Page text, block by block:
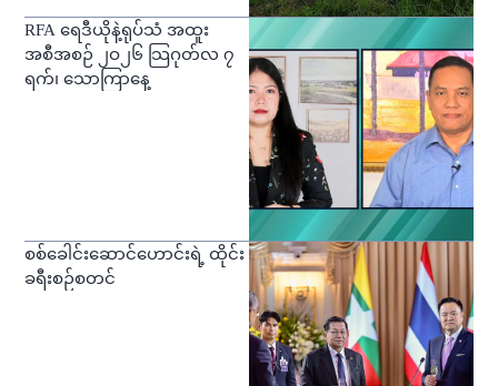
RFA ရေဒီယိုနဲ့ရုပ်သံ အထူး
အစီအစဉ် ၂ဝ၂၆ သြဂုတ်လ ၇
ရက်၊ သောကြာနေ့
စစ်ခေါင်းဆောင်ဟောင်းရဲ့ ထိုင်း
ခရီးစဉ်စတင်